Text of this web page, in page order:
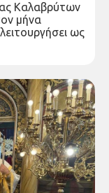
Καλαβρύτων
μήνα
ως